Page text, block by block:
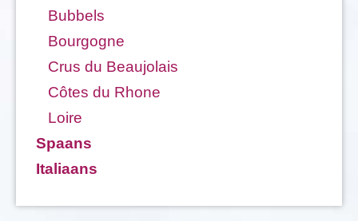
Bubbels
Bourgogne
Crus du Beaujolais
Côtes du Rhone
Loire
Spaans
Italiaans